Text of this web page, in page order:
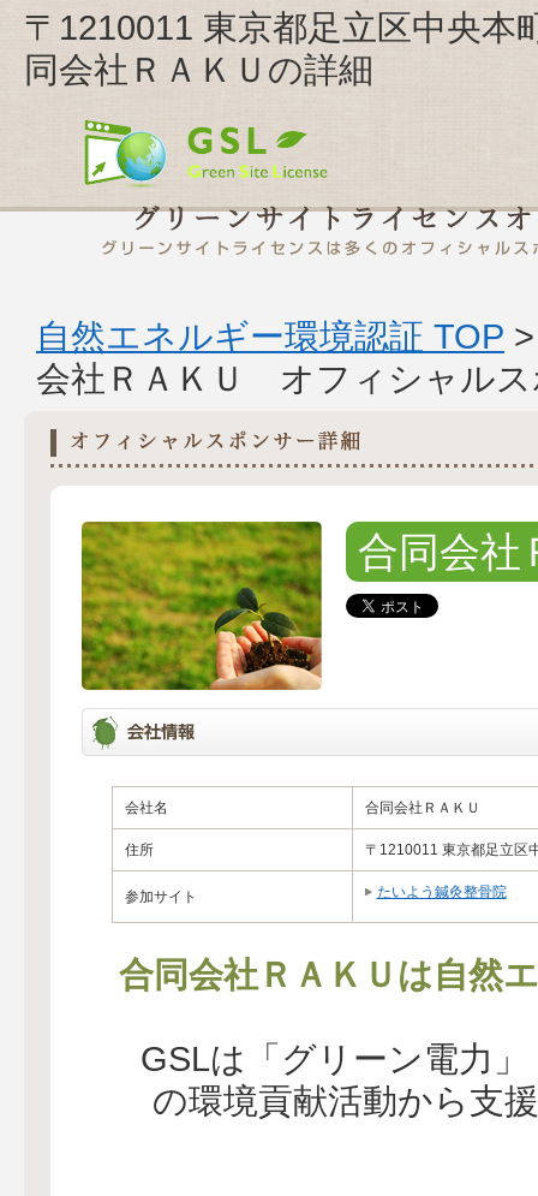
〒1210011 東京都足立区中央
同会社ＲＡＫＵの詳細
自然エネルギー環境認証 TOP
会社ＲＡＫＵ オフィシャルス
合同会社
会社名 合同会社ＲＡＫＵ
住所 〒1210011 東京都足立区
参加サイト たいよう鍼灸整骨院
合同会社ＲＡＫＵは自然
GSLは「グリーン電力
の環境貢献活動から支